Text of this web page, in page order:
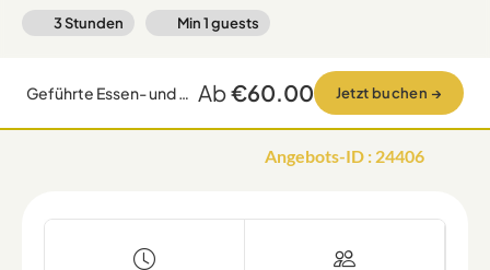
3 Stunden Min1guests
Geführte Essen- und Weintour in Barcelona mit dem Boquería-Markt Ab€60.00 Jetzt buchen →
Angebots-ID : 24406